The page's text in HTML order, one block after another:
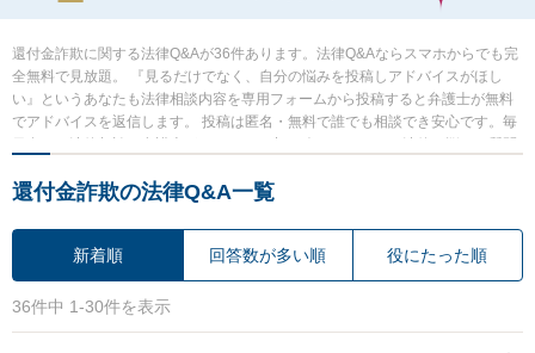
還付金詐欺に関する法律Q&Aが36件あります。法律Q&Aならスマホからでも完
全無料で見放題。 『見るだけでなく、自分の悩みを投稿しアドバイスがほし
い』というあなたも法律相談内容を専用フォームから投稿すると弁護士が無料
でアドバイスを返信します。 投稿は匿名・無料で誰でも相談でき安心です。毎
日多くの法律相談に弁護士がアドバイス中。 今すぐあなたの法律の悩み・質問
還付金詐欺の法律Q&A一覧
新着順 回答数が多い順 役にたった順
36件中 1-30件を表示